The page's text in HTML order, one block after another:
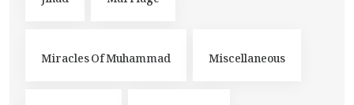
Miracles Of Muhammad Miscellaneous